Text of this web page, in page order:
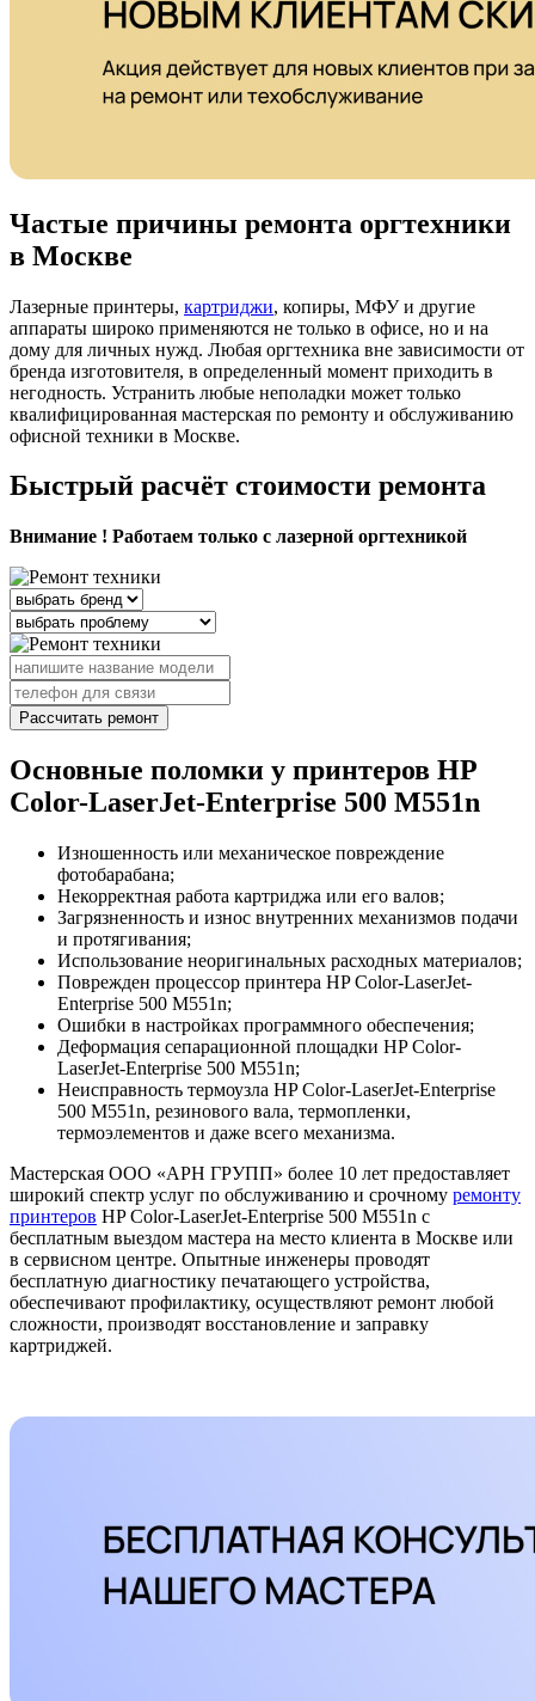
Частые причины ремонта оргтехники
в Москве
Лазерные принтеры, картриджи, копиры, МФУ и другие
аппараты широко применяются не только в офисе, но и на
дому для личных нужд. Любая оргтехника вне зависимости от
бренда изготовителя, в определенный момент приходить в
негодность. Устранить любые неполадки может только
квалифицированная мастерская по ремонту и обслуживанию
офисной техники в Москве.
Быстрый расчёт стоимости ремонта
Внимание ! Работаем только с лазерной оргтехникой
Рассчитать ремонт
Основные поломки у принтеров HP
Color-LaserJet-Enterprise 500 M551n
Изношенность или механическое повреждение
фотобарабана;
Некорректная работа картриджа или его валов;
Загрязненность и износ внутренних механизмов подачи
и протягивания;
Использование неоригинальных расходных материалов;
Поврежден процессор принтера HP Color-LaserJet-
Enterprise 500 M551n;
Ошибки в настройках программного обеспечения;
Деформация сепарационной площадки HP Color-
LaserJet-Enterprise 500 M551n;
Неисправность термоузла HP Color-LaserJet-Enterprise
500 M551n, резинового вала, термопленки,
термоэлементов и даже всего механизма.
Мастерская ООО «АРН ГРУПП» более 10 лет предоставляет
широкий спектр услуг по обслуживанию и срочному ремонту
принтеров HP Color-LaserJet-Enterprise 500 M551n с
бесплатным выездом мастера на место клиента в Москве или
в сервисном центре. Опытные инженеры проводят
бесплатную диагностику печатающего устройства,
обеспечивают профилактику, осуществляют ремонт любой
сложности, производят восстановление и заправку
картриджей.